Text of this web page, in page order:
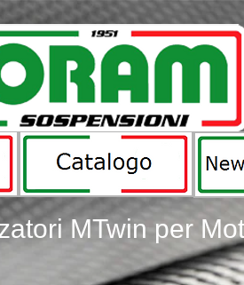
MTwin per